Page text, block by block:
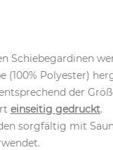
Schiebegardinen
(100% Polyester)
der
einseitig gedruckt.
sorgfältig mit